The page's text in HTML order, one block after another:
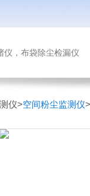
仪，布袋除尘检漏仪
仪>空间粉尘监测仪